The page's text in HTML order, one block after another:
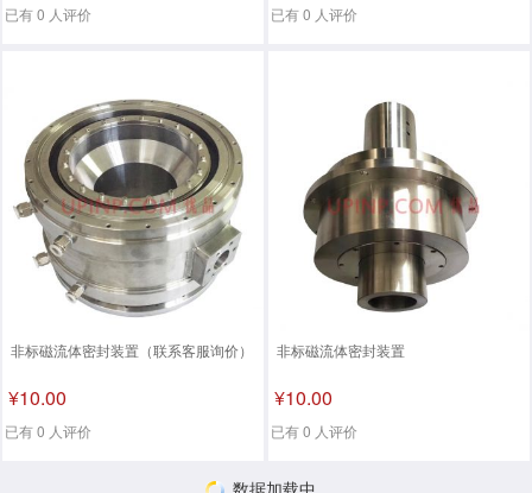
已有 0 人评价 已有 0 人评价
非标磁流体密封装置（联系客服询价）
¥10.00
已有 0 人评价
非标磁流体密封装置
¥10.00
已有 0 人评价